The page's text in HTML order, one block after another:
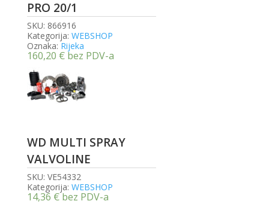
PRO 20/1
SKU: 866916
Kategorija: WEBSHOP
Oznaka: Rijeka
160,20 €bez PDV-a
WD MULTI SPRAY
VALVOLINE
SKU: VE54332
Kategorija: WEBSHOP
14,36 €bez PDV-a